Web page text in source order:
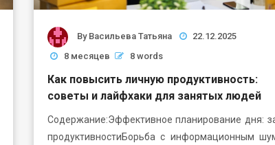
By Васильева Татьяна
22.12.2025
8 месяцев
8 words
Как повысить личную продуктивность:
советы и лайфхаки для занятых людей
Содержание:Эффективное планирование дня:
продуктивностиБорьба с информационным